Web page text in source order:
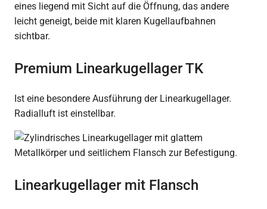
Premium Linearkugellager TK
Ist eine besondere Ausführung der Linearkugellager.
Radialluft ist einstellbar.
Linearkugellager mit Flansch